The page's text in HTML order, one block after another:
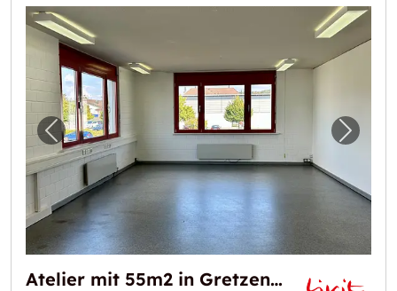
Vorheriges Bild für "Atelier mit 55m2 in
Atelier mit 55m2 in Gretzenbach zu vermieten